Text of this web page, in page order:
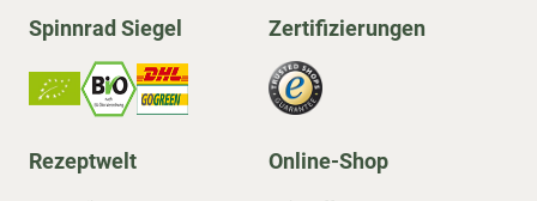
Spinnrad Siegel Zertifizierungen
Rezeptwelt Online-Shop